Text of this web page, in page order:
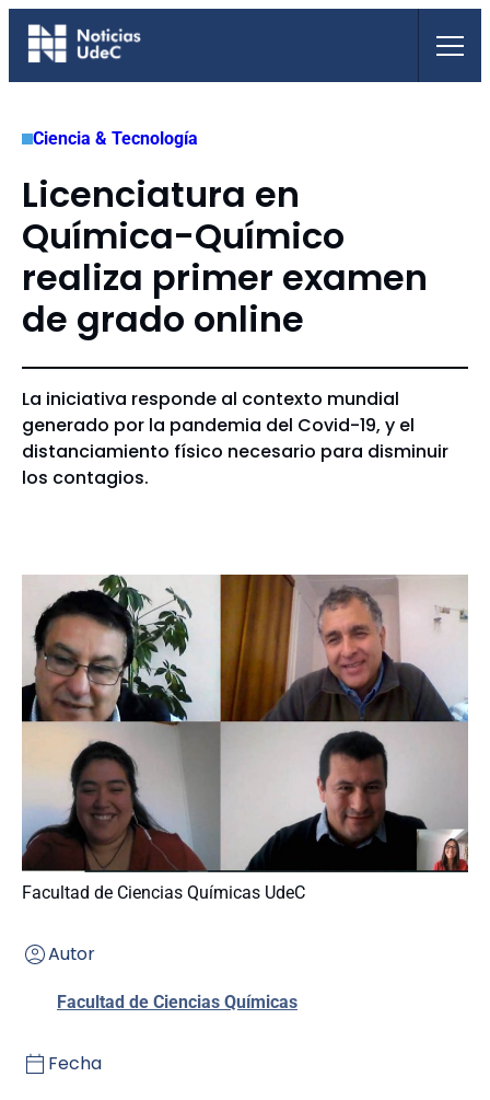
Saltar
Ciencia & Tecnología
Licenciatura en
Química-Químico
realiza primer examen
de grado online
La iniciativa responde al contexto mundial
generado por la pandemia del Covid-19, y el
distanciamiento físico necesario para disminuir
los contagios.
Facultad de Ciencias Químicas UdeC
Autor
Facultad de Ciencias Químicas
Fecha